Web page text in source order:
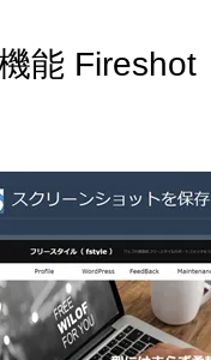
能 Fireshot